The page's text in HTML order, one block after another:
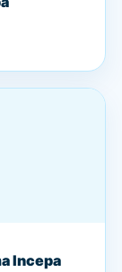
Incepa